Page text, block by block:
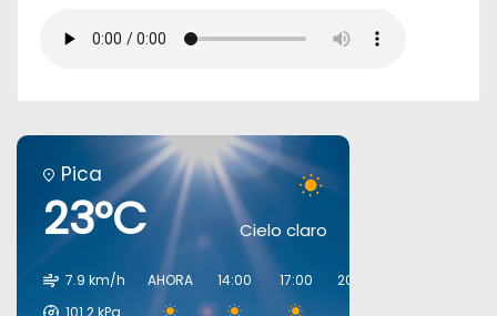
Pica
23°C Cielo claro
7.9 km/h
AHORA 14:00 17:00 20:00